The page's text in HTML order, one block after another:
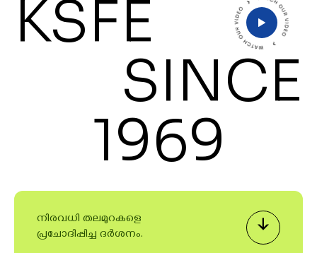
KSFE
SINCE
1969
നിരവധി തലമുറകളെ
പ്രചോദിപ്പിച്ച ദർശനം.